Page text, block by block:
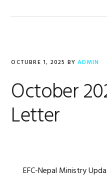
OCTUBRE 1, 2025 BYADMIN
October
Letter
EFC-Nepal Ministry